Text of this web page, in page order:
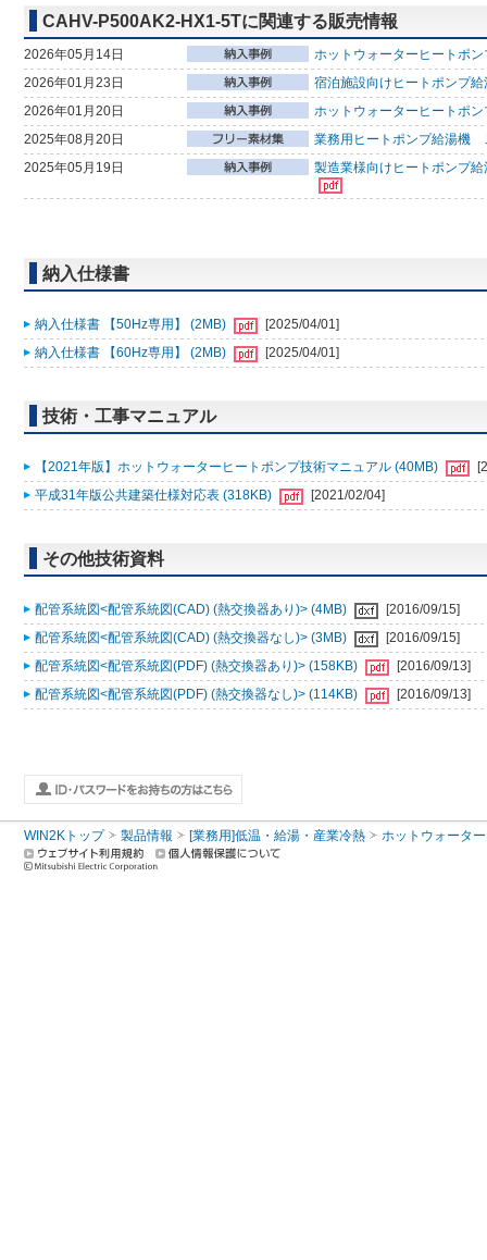
CAHV-P500AK2-HX1-5Tに関連する販売情報
2026年05月14日
ホットウォーターヒートポ
2026年01月23日
宿泊施設向けヒートポンプ
2026年01月20日
ホットウォーターヒートポ
2025年08月20日
業務用ヒートポンプ給湯機
2025年05月19日
製造業様向けヒートポンプ
納入仕様書
納入仕様書 【50Hz専用】 (2MB)
[2025/04/01]
納入仕様書 【60Hz専用】 (2MB)
[2025/04/01]
技術・工事マニュアル
【2021年版】ホットウォーターヒートポンプ技術マニュアル (40MB)
平成31年版公共建築仕様対応表 (318KB)
[2021/02/04]
その他技術資料
配管系統図<配管系統図(CAD) (熱交換器あり)> (4MB)
[2016/09/15]
配管系統図<配管系統図(CAD) (熱交換器なし)> (3MB)
[2016/09/15]
配管系統図<配管系統図(PDF) (熱交換器あり)> (158KB)
[2016/09/13]
配管系統図<配管系統図(PDF) (熱交換器なし)> (114KB)
[2016/09/13]
WIN2Kトップ 製品情報 [業務用]低温・給湯・産業冷熱 ホットウォータ